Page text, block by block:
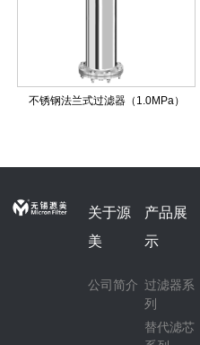
不锈钢法兰式过滤器（1.0MPa）
关于源
美
公司简介
产品展
示
过滤器系
列
替代滤芯